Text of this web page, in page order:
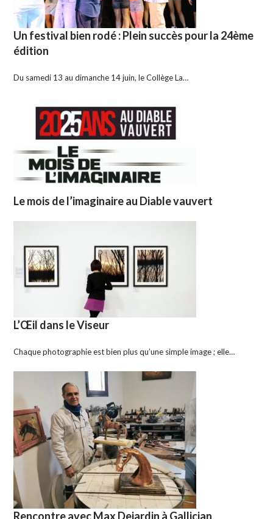
Un festival bien rodé : Plein succès pour la 24ème
édition
Du samedi 13 au dimanche 14 juin, le Collège La…
Le mois de l’imaginaire au Diable vauvert
L’Œil dans le Viseur
Chaque photographie est bien plus qu’une simple image ; elle…
Rencontre avec Max Dejardin à Gallician